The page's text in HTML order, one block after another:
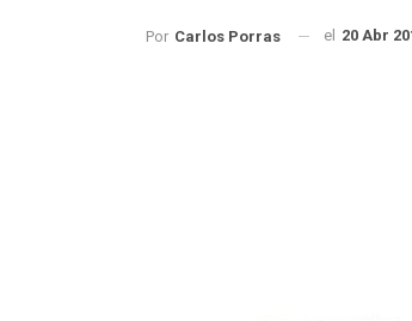
Por Carlos Porras el 20 Abr